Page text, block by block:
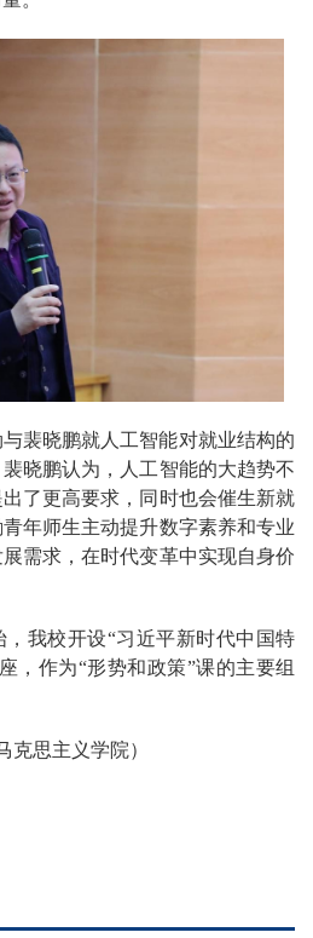
裴晓鹏就人工智能对就业结构的
晓鹏认为，人工智能的大趋势不
了更高要求，同时也会催生新就
年师生主动提升数字素养和专业
需求，在时代变革中实现自身价
，我校开设“习近平新时代中国特
，作为“形势和政策”课的主要组
克思主义学院）